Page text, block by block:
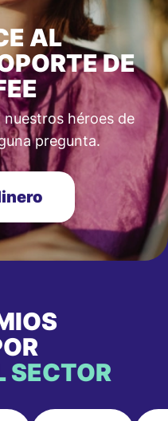
AL
DE
héroes de
pregunta.
SECTOR